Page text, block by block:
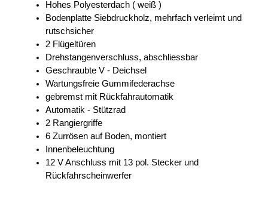
Hohes Polyesterdach ( weiß )
Bodenplatte Siebdruckholz, mehrfach verleimt und
rutschsicher
2 Flügeltüren
Drehstangenverschluss, abschliessbar
Geschraubte V - Deichsel
Wartungsfreie Gummifederachse
gebremst mit Rückfahrautomatik
Automatik - Stützrad
2 Rangiergriffe
6 Zurrösen auf Boden, montiert
Innenbeleuchtung
12 V Anschluss mit 13 pol. Stecker und
Rückfahrscheinwerfer